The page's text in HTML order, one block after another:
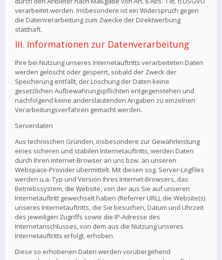
verarbeitet werden. Insbesondere ist ein Widerspruch gegen
die Datenverarbeitung zum Zwecke der Direktwerbung
statthaft.
III. Informationen zur Datenverarbeitung
Ihre bei Nutzung unseres Internetauftritts verarbeiteten Daten
werden gelöscht oder gesperrt, sobald der Zweck der
Speicherung entfällt, der Löschung der Daten keine
gesetzlichen Aufbewahrungspflichten entgegenstehen und
nachfolgend keine anderslautenden Angaben zu einzelnen
Verarbeitungsverfahren gemacht werden.
Serverdaten
Aus technischen Gründen, insbesondere zur Gewährleistung
eines sicheren und stabilen Internetauftritts, werden Daten
durch Ihren Internet-Browser an uns bzw. an unseren
Webspace-Provider übermittelt. Mit diesen sog. Server-Logfiles
werden u.a. Typ und Version Ihres Internet-Browsers, das
Betriebssystem, die Website, von der aus Sie auf unseren
Internetauftritt gewechselt haben (Referrer URL), die Website(s)
unseres Internetauftritts, die Sie besuchen, Datum und Uhrzeit
des jeweiligen Zugriffs sowie die IP-Adresse des
Internetanschlusses, von dem aus die Nutzung unseres
Internetauftritts erfolgt, erhoben.
Diese so erhobenen Daten werden vorübergehend